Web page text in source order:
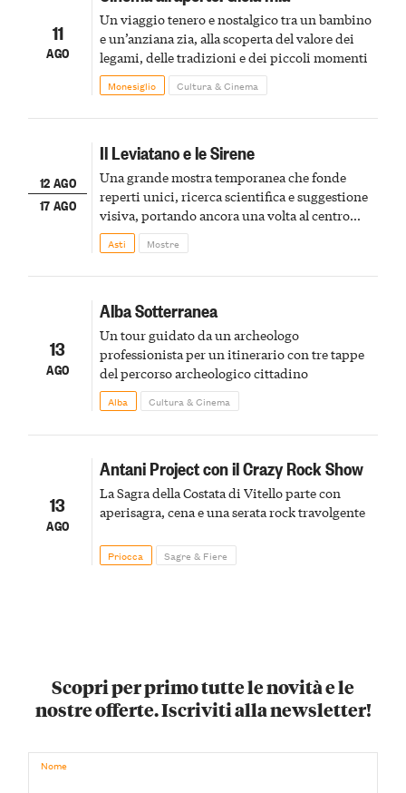
11
AGO
Un viaggio tenero e nostalgico tra un bambino
e un’anziana zia, alla scoperta del valore dei
legami, delle tradizioni e dei piccoli momenti
Monesiglio Cultura & Cinema
12 AGO
17 AGO
Il Leviatano e le Sirene
Una grande mostra temporanea che fonde
reperti unici, ricerca scientifica e suggestione
visiva, portando ancora una volta al centro
della scena le meraviglie del passato astigiano
Asti Mostre
13
AGO
Alba Sotterranea
Un tour guidato da un archeologo
professionista per un itinerario con tre tappe
del percorso archeologico cittadino
Alba Cultura & Cinema
13
AGO
Antani Project con il Crazy Rock Show
La Sagra della Costata di Vitello parte con
aperisagra, cena e una serata rock travolgente
Priocca Sagre & Fiere
Scopri per primo tutte le novità e le
nostre offerte. Iscriviti alla newsletter!
Nome